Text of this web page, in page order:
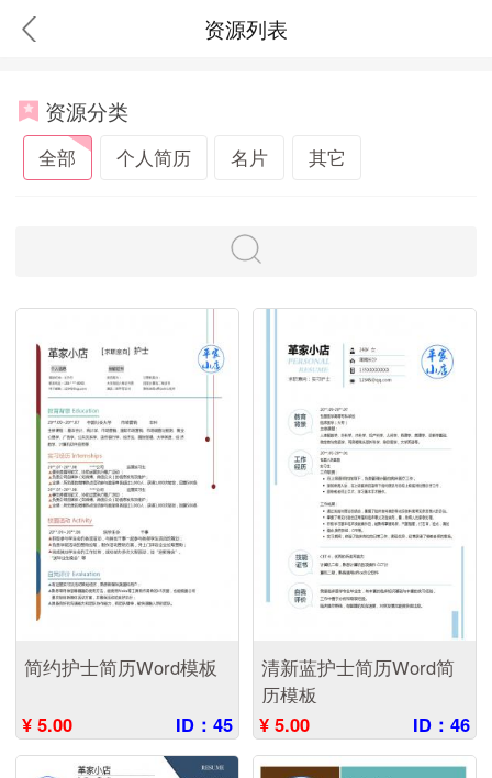
资源列表
资源分类
全部 个人简历 名片 其它
简约护士简历Word模板
¥ 5.00 ID：45
清新蓝护士简历Word简
历模板
¥ 5.00
ID：46